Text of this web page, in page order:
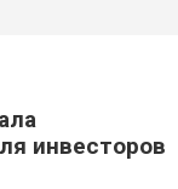
инвесторов